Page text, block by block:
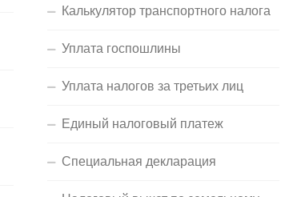
Калькулятор транспортного налога
Уплата госпошлины
Уплата налогов за третьих лиц
Единый налоговый платеж
Специальная декларация